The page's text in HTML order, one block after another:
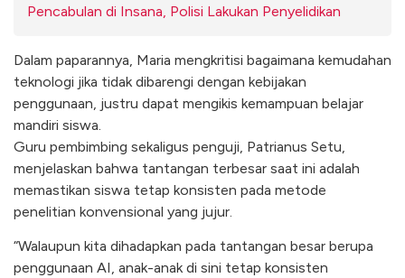
Pencabulan di Insana, Polisi Lakukan Penyelidikan
Dalam paparannya, Maria mengkritisi bagaimana kemudahan
teknologi jika tidak dibarengi dengan kebijakan
penggunaan, justru dapat mengikis kemampuan belajar
mandiri siswa.
​Guru pembimbing sekaligus penguji, Patrianus Setu,
menjelaskan bahwa tantangan terbesar saat ini adalah
memastikan siswa tetap konsisten pada metode
penelitian konvensional yang jujur.
​“Walaupun kita dihadapkan pada tantangan besar berupa
penggunaan AI, anak-anak di sini tetap konsisten